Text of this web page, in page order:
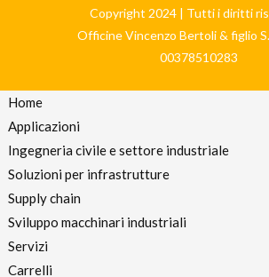
Copyright 2024 | Tutti i diritti
Officine Vincenzo Bertoli & figlio
00378510283
Home
Applicazioni
Ingegneria civile e settore industriale
Soluzioni per infrastrutture
Supply chain
Sviluppo macchinari industriali
Servizi
Carrelli